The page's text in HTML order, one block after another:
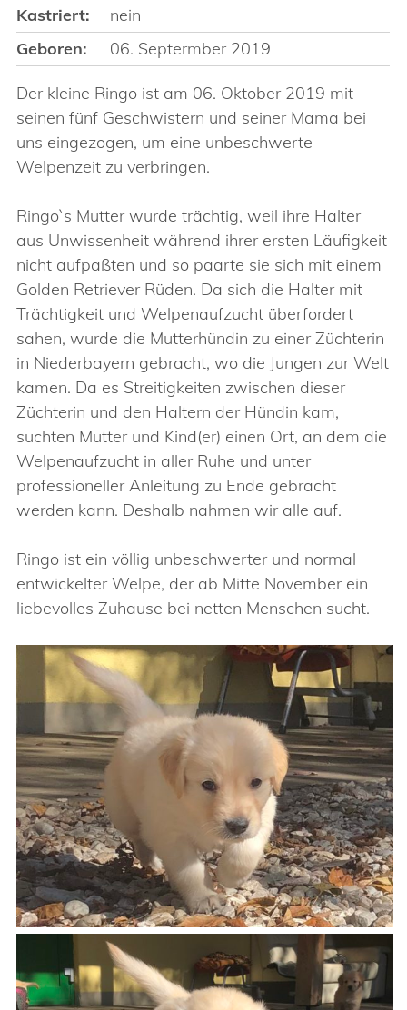
Kastriert:
nein
Geboren:
06. Septermber 2019
Der kleine Ringo ist am 06. Oktober 2019 mit
seinen fünf Geschwistern und seiner Mama bei
uns eingezogen, um eine unbeschwerte
Welpenzeit zu verbringen.
Ringo`s Mutter wurde trächtig, weil ihre Halter
aus Unwissenheit während ihrer ersten Läufigkeit
nicht aufpaßten und so paarte sie sich mit einem
Golden Retriever Rüden. Da sich die Halter mit
Trächtigkeit und Welpenaufzucht überfordert
sahen, wurde die Mutterhündin zu einer Züchterin
in Niederbayern gebracht, wo die Jungen zur Welt
kamen. Da es Streitigkeiten zwischen dieser
Züchterin und den Haltern der Hündin kam,
suchten Mutter und Kind(er) einen Ort, an dem die
Welpenaufzucht in aller Ruhe und unter
professioneller Anleitung zu Ende gebracht
werden kann. Deshalb nahmen wir alle auf.
Ringo ist ein völlig unbeschwerter und normal
entwickelter Welpe, der ab Mitte November ein
liebevolles Zuhause bei netten Menschen sucht.